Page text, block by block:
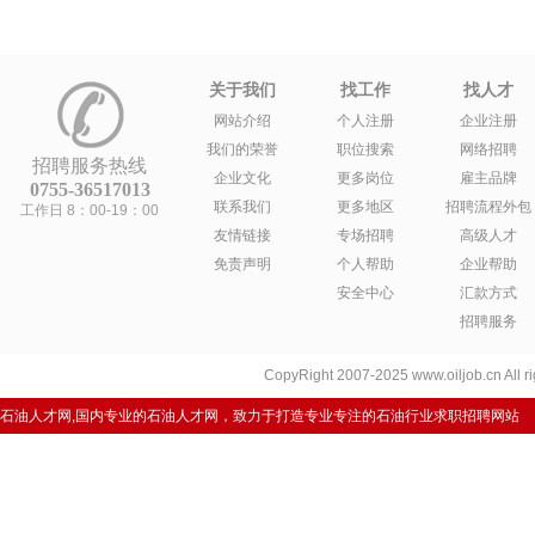
招聘服务热线
0755-36517013
工作日 8：00-19：00
关于我们
网站介绍
我们的荣誉
企业文化
联系我们
友情链接
免责声明
找工作
个人注册
职位搜索
更多岗位
更多地区
专场招聘
个人帮助
安全中心
找人才
企业注册
网络招聘
雇主品牌
招聘流程外包
高级人才
企业帮助
汇款方式
招聘服务
CopyRight 2007-2025 www.oiljob.cn All
石油人才网,国内专业的石油人才网，致力于打造专业专注的石油行业求职招聘网站